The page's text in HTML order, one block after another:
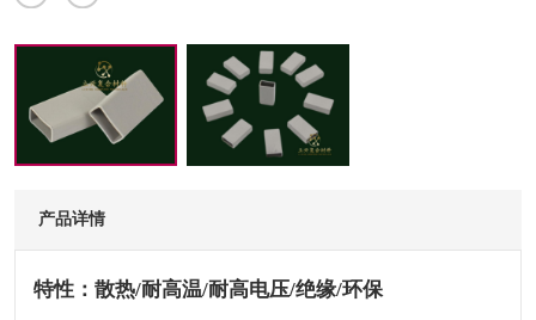
产品详情
特性：散热/耐高温/耐高电压/绝缘/环保